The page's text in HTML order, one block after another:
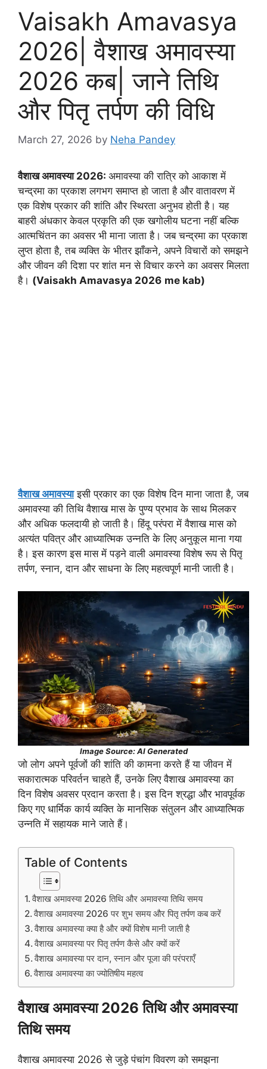
Vaisakh Amavasya
2026| वैशाख अमावस्या
2026 कब| जाने तिथि
और पितृ तर्पण की विधि
March 27, 2026 by Neha Pandey
वैशाख अमावस्या 2026: अमावस्या की रात्रि को आकाश में
चन्द्रमा का प्रकाश लगभग समाप्त हो जाता है और वातावरण में
एक विशेष प्रकार की शांति और स्थिरता अनुभव होती है। यह
बाहरी अंधकार केवल प्रकृति की एक खगोलीय घटना नहीं बल्कि
आत्मचिंतन का अवसर भी माना जाता है। जब चन्द्रमा का प्रकाश
लुप्त होता है, तब व्यक्ति के भीतर झाँकने, अपने विचारों को समझने
और जीवन की दिशा पर शांत मन से विचार करने का अवसर मिलता
है। (Vaisakh Amavasya 2026 me kab)
वैशाख अमावस्याइसी प्रकार का एक विशेष दिन माना जाता है, जब
अमावस्या की तिथि वैशाख मास के पुण्य प्रभाव के साथ मिलकर
और अधिक फलदायी हो जाती है। हिंदू परंपरा में वैशाख मास को
अत्यंत पवित्र और आध्यात्मिक उन्नति के लिए अनुकूल माना गया
है। इस कारण इस मास में पड़ने वाली अमावस्या विशेष रूप से पितृ
तर्पण, स्नान, दान और साधना के लिए महत्वपूर्ण मानी जाती है।
Image Source: AI Generated
जो लोग अपने पूर्वजों की शांति की कामना करते हैं या जीवन में
सकारात्मक परिवर्तन चाहते हैं, उनके लिए वैशाख अमावस्या का
दिन विशेष अवसर प्रदान करता है। इस दिन श्रद्धा और भावपूर्वक
किए गए धार्मिक कार्य व्यक्ति के मानसिक संतुलन और आध्यात्मिक
उन्नति में सहायक माने जाते हैं।
Table of Contents
वैशाख अमावस्या 2026 तिथि और अमावस्या तिथि समय
वैशाख अमावस्या 2026 पर शुभ समय और पितृ तर्पण कब करें
वैशाख अमावस्या क्या है और क्यों विशेष मानी जाती है
वैशाख अमावस्या पर पितृ तर्पण कैसे और क्यों करें
वैशाख अमावस्या पर दान, स्नान और पूजा की परंपराएँ
वैशाख अमावस्या का ज्योतिषीय महत्व
वैशाख अमावस्या 2026 तिथि और अमावस्या
तिथि समय
वैशाख अमावस्या 2026 से जुड़े पंचांग विवरण को समझना